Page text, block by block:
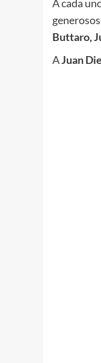
A cada
Buttaro,
AJuan